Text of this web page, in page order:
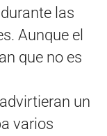
las
Aunque el
que no es
un
varios